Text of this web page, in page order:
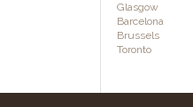
Glasgow
Barcelona
Brussels
Toronto